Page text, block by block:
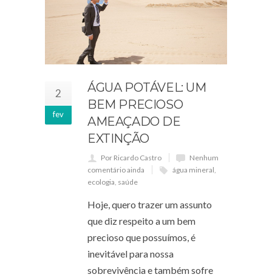
2
fev
ÁGUA POTÁVEL: UM
BEM PRECIOSO
AMEAÇADO DE
EXTINÇÃO
Por Ricardo Castro
Nenhum
comentário ainda
água mineral,
ecologia, saúde
Hoje, quero trazer um assunto
que diz respeito a um bem
precioso que possuímos, é
inevitável para nossa
sobrevivência e também sofre